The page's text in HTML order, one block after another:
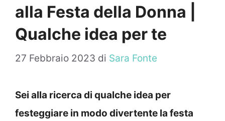
alla Festa della Donna |
Qualche idea per te
27 Febbraio 2023 di Sara Fonte
Sei alla ricerca di qualche idea per
festeggiare in modo divertente la festa